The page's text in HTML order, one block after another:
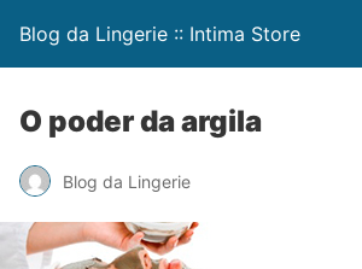
Blog da Lingerie :: Intima Store
O poder da argila
Blog da Lingerie